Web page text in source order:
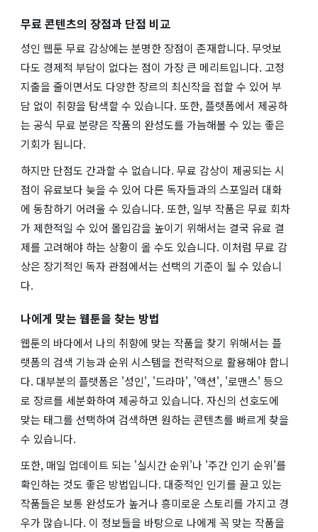
무료 콘텐츠의 장점과 단점 비교
성인 웹툰 무료 감상에는 분명한 장점이 존재합니다. 무엇보
다도 경제적 부담이 없다는 점이 가장 큰 메리트입니다. 고정
지출을 줄이면서도 다양한 장르의 최신작을 접할 수 있어 부
담 없이 취향을 탐색할 수 있습니다. 또한, 플랫폼에서 제공하
는 공식 무료 분량은 작품의 완성도를 가늠해볼 수 있는 좋은
기회가 됩니다.
하지만 단점도 간과할 수 없습니다. 무료 감상이 제공되는 시
점이 유료보다 늦을 수 있어 다른 독자들과의 스포일러 대화
에 동참하기 어려울 수 있습니다. 또한, 일부 작품은 무료 회차
가 제한적일 수 있어 몰입감을 높이기 위해서는 결국 유료 결
제를 고려해야 하는 상황이 올 수도 있습니다. 이처럼 무료 감
상은 장기적인 독자 관점에서는 선택의 기준이 될 수 있습니
다.
나에게 맞는 웹툰을 찾는 방법
웹툰의 바다에서 나의 취향에 맞는 작품을 찾기 위해서는 플
랫폼의 검색 기능과 순위 시스템을 전략적으로 활용해야 합니
다. 대부분의 플랫폼은 '성인', '드라마', '액션', '로맨스' 등으
로 장르를 세분화하여 제공하고 있습니다. 자신의 선호도에
맞는 태그를 선택하여 검색하면 원하는 콘텐츠를 빠르게 찾을
수 있습니다.
또한, 매일 업데이트 되는 '실시간 순위'나 '주간 인기 순위'를
확인하는 것도 좋은 방법입니다. 대중적인 인기를 끌고 있는
작품들은 보통 완성도가 높거나 흥미로운 스토리를 가지고 경
우가 많습니다. 이 정보들을 바탕으로 나에게 꼭 맞는 작품을